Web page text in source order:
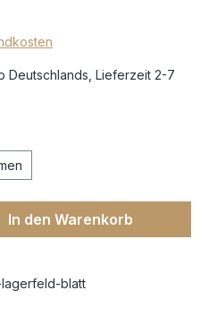
Deutschlands, Lieferzeit 2-7
In den Warenkorb
blatt